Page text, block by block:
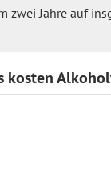
zwei Jahre auf
kosten